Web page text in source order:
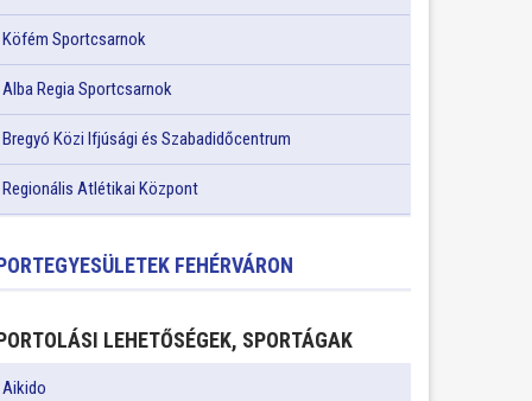
Köfém Sportcsarnok
Alba Regia Sportcsarnok
Bregyó Közi Ifjúsági és Szabadidőcentrum
Regionális Atlétikai Központ
FEHÉRVÁRON
LEHETŐSÉGEK, SPORTÁGAK
Aikido